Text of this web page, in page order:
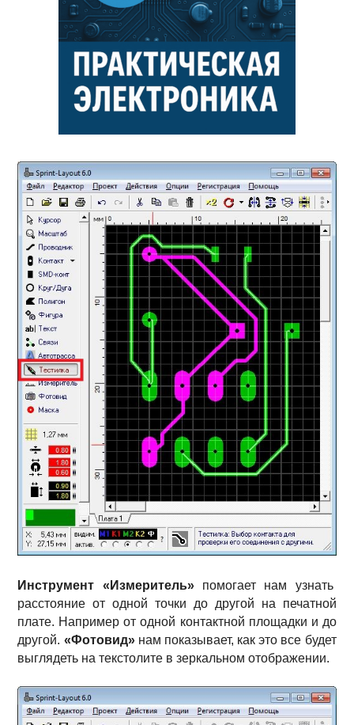
Инструмент «Измеритель» помогает нам узнать
расстояние от одной точки до другой на печатной
плате. Например от одной контактной площадки и до
другой. «Фотовид» нам показывает, как это все будет
выглядеть на текстолите в зеркальном отображении.